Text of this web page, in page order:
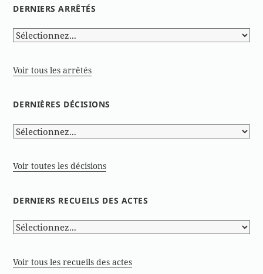
DERNIERS ARRÊTÉS
Voir tous les arrêtés
DERNIÈRES DÉCISIONS
Voir toutes les décisions
DERNIERS RECUEILS DES ACTES
Voir tous les recueils des actes